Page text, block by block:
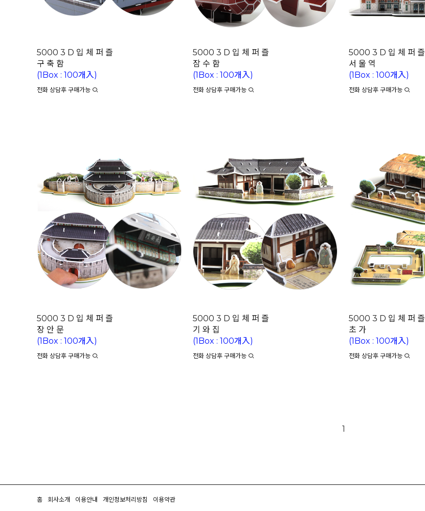
5000 3 D 입 체 퍼 즐
구 축 함
(1Box : 100개入)
전화 상담후 구매가능
5000 3 D 입 체 퍼 즐
잠 수 함
(1Box : 100개入)
전화 상담후 구매가능
5000 3 D 입 체 퍼 즐
서 울 역
(1Box : 100개入)
전화 상담후 구매가능
5000 3 D 입 체 퍼 즐
장 안 문
(1Box : 100개入)
전화 상담후 구매가능
5000 3 D 입 체 퍼 즐
기 와 집
(1Box : 100개入)
전화 상담후 구매가능
5000 3 D 입 체 퍼 즐
초 가
(1Box : 100개入)
전화 상담후 구매가능
1
홈 회사소개 이용안내 개인정보처리방침 이용약관